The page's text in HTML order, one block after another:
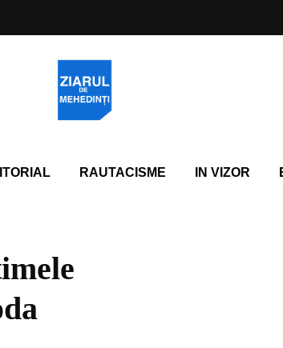
RAUTACISME IN VIZOR